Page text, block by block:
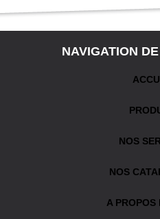
NAVIGATION
NOS
NOS
A PROPOS